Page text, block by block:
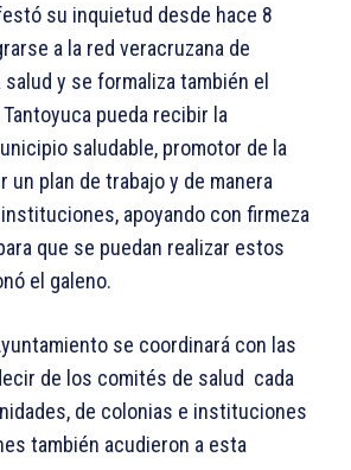
su inquietud desde hace 8
a la red veracruzana de
y se formaliza también el
pueda recibir la
saludable, promotor de la
un plan de trabajo y de manera
apoyando con firmeza
que se puedan realizar estos
el galeno.
se coordinará con las
de los comités de salud cada
de colonias e instituciones
también acudieron a esta